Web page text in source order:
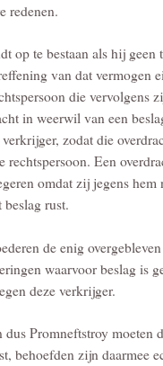
redenen.
op te bestaan als hij
van dat vermogen
die vervolgens
in weerwil van een
zodat die
Een
omdat zij jegens
rust.
de enig
waarvoor beslag is
deze verkrijger.
Promneftstroy
behoefden zijn daarmee